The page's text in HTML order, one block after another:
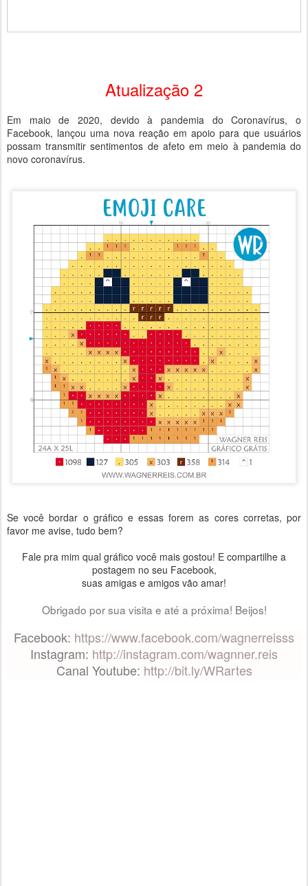
Atualização 2
Em maio de 2020, devido à pandemia do Coronavírus, o
Facebook, lançou uma nova reação em apoio para que usuários
possam transmitir sentimentos de afeto em meio à pandemia do
novo coronavírus.
Se você bordar o gráfico e essas forem as cores corretas, por
favor me avise, tudo bem?
Fale pra mim qual gráfico você mais gostou! E compartilhe a
postagem no seu Facebook,
suas amigas e amigos vão amar!
Obrigado por sua visita e até a próxima! Beijos!
Facebook: https://www.facebook.com/wagnerreisss
Instagram: http://instagram.com/wagnner.reis
Canal Youtube: http://bit.ly/WRartes